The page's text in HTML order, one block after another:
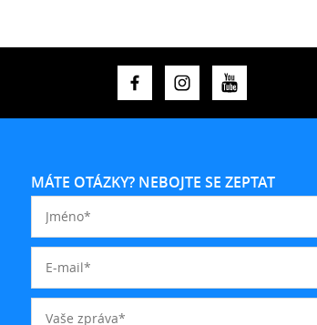
MÁTE OTÁZKY? NEBOJTE SE ZEPTAT